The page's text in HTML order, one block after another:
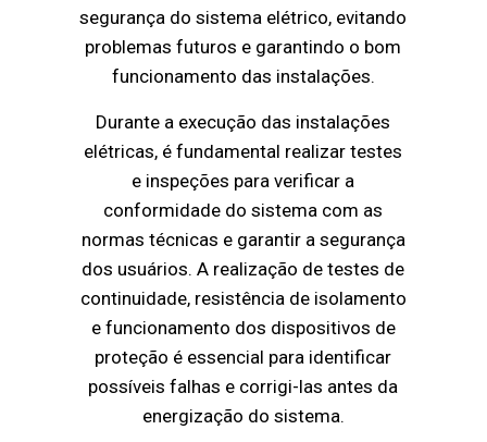
segurança do sistema elétrico, evitando
problemas futuros e garantindo o bom
funcionamento das instalações.
Durante a execução das instalações
elétricas, é fundamental realizar testes
e inspeções para verificar a
conformidade do sistema com as
normas técnicas e garantir a segurança
dos usuários. A realização de testes de
continuidade, resistência de isolamento
e funcionamento dos dispositivos de
proteção é essencial para identificar
possíveis falhas e corrigi-las antes da
energização do sistema.